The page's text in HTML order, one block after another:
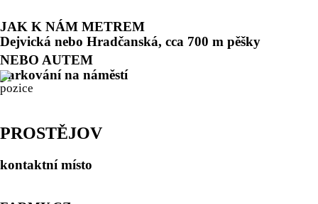
JAK K NÁM METREM
Dejvická nebo Hradčanská, cca 700 m pěšky
NEBO AUTEM
parkování na náměstí
PROSTĚJOV
kontaktní místo